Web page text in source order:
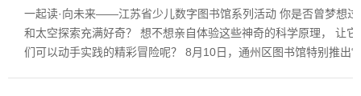
一起读·向未来——江苏省少儿数字图书馆系列活动 你是否曾梦想
和太空探索充满好奇？ 想不想亲自体验这些神奇的科学原理， 让
们可以动手实践的精彩冒险呢？ 8月10日，通州区图书馆特别推出“